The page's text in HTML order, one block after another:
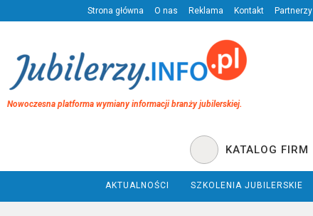
Strona główna O nas Reklama Kontakt Partnerzy
Nowoczesna platforma wymiany informacji branży jubilerskiej.
KATALOG FIRM
AKTUALNOŚCI SZKOLENIA JUBILERSKIE